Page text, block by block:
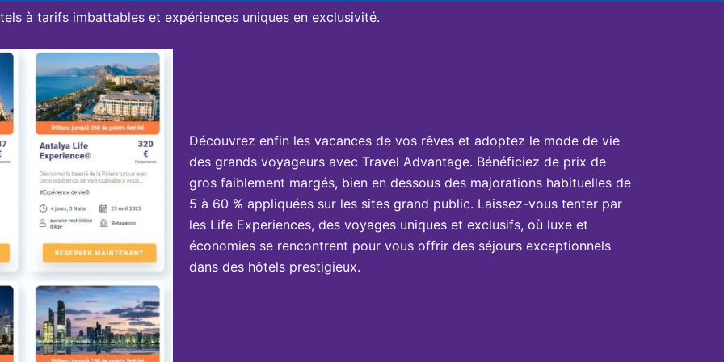
à tarifs imbattables et expériences uniques en exclusivité.
Découvrez enfin les vacances de vos rêves et adoptez le mode de vie
des grands voyageurs avec Travel Advantage. Bénéficiez de prix de
gros faiblement margés, bien en dessous des majorations habituelles de
5 à 60 % appliquées sur les sites grand public. Laissez-vous tenter par
les Life Experiences, des voyages uniques et exclusifs, où luxe et
économies se rencontrent pour vous offrir des séjours exceptionnels
dans des hôtels prestigieux.